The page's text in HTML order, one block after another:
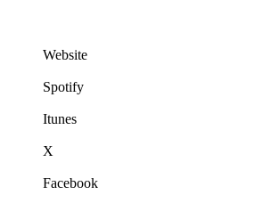
Website
Spotify
Itunes
X
Facebook